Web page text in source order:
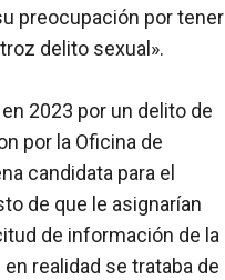
preocupación por tener
delito sexual».
2023 por un delito de
por la Oficina de
candidata para el
de que le asignarían
de información de la
realidad se trataba de